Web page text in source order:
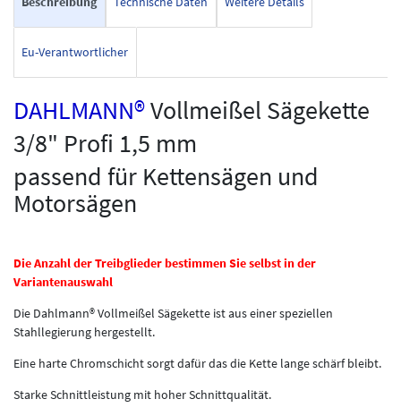
Eu-Verantwortlicher
DAHLMANN®Vollmeißel Sägekette
3/8" Profi 1,5 mm
passend für Kettensägen und
Motorsägen
Die Anzahl der Treibglieder bestimmen Sie selbst in der
Variantenauswahl
Die Dahlmann® Vollmeißel Sägekette ist aus einer speziellen
Stahllegierung hergestellt.
Eine harte Chromschicht sorgt dafür das die Kette lange schärf bleibt.
Starke Schnittleistung mit hoher Schnittqualität.